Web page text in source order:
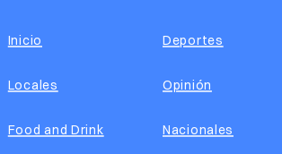
Inicio
Locales
Food and Drink
Deportes
Opinión
Nacionales